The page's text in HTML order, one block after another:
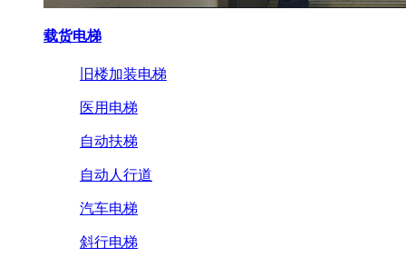
载货电梯
旧楼加装电梯
医用电梯
自动扶梯
自动人行道
汽车电梯
斜行电梯